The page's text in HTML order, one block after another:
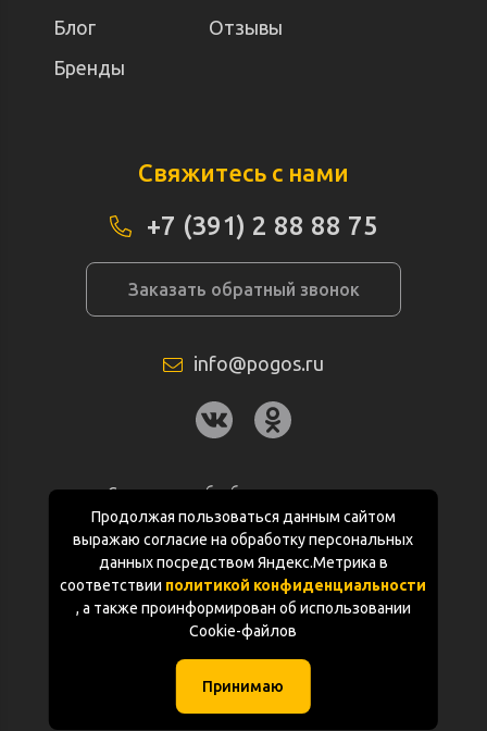
Продолжая пользоваться данным сайтом
выражаю согласие на обработку персональных
данных посредством Яндекс.Метрика в
соответствии политикой конфиденциальности
, а также проинформирован об использовании
Cookie-файлов
Принимаю
Блог
Отзывы
Бренды
Свяжитесь с нами
+7 (391) 2 88 88 75
Заказать обратный звонок
info@pogos.ru
Согласие на обработку персональных
данных
Политика конфиденциальности
Документация
(с) «POGOS.ru» 2010-2026 (ИП Чивчян М.Р.)